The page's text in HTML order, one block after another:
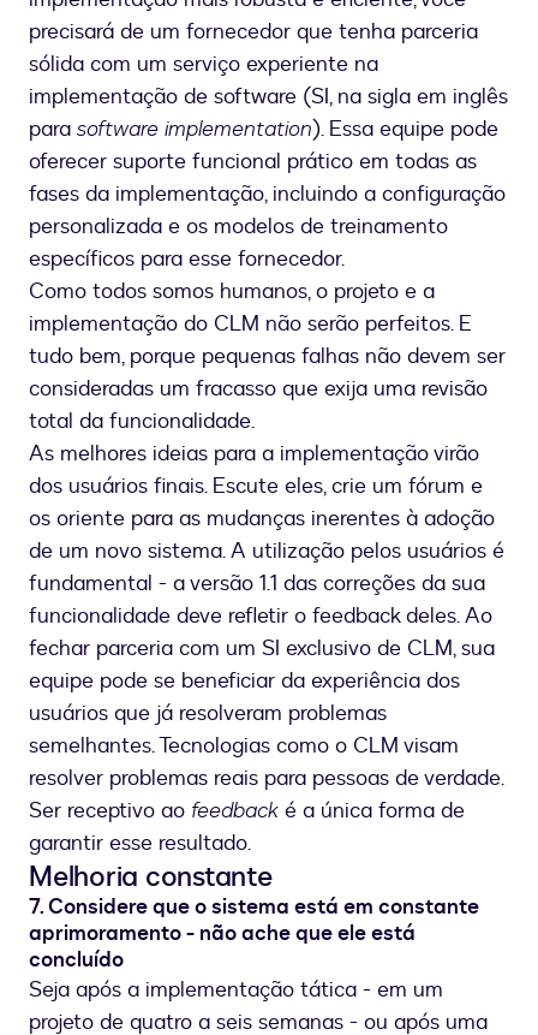
precisará de um fornecedor que tenha parceria
sólida com um serviço experiente na
implementação de software (SI, na sigla em inglês
para software implementation). Essa equipe pode
oferecer suporte funcional prático em todas as
fases da implementação, incluindo a configuração
personalizada e os modelos de treinamento
específicos para esse fornecedor.
Como todos somos humanos, o projeto e a
implementação do CLM não serão perfeitos. E
tudo bem, porque pequenas falhas não devem ser
consideradas um fracasso que exija uma revisão
total da funcionalidade.
As melhores ideias para a implementação virão
dos usuários finais. Escute eles, crie um fórum e
os oriente para as mudanças inerentes à adoção
de um novo sistema. A utilização pelos usuários é
fundamental - a versão 1.1 das correções da sua
funcionalidade deve refletir o feedback deles. Ao
fechar parceria com um SI exclusivo de CLM, sua
equipe pode se beneficiar da experiência dos
usuários que já resolveram problemas
semelhantes. Tecnologias como o CLM visam
resolver problemas reais para pessoas de verdade.
Ser receptivo ao feedback é a única forma de
garantir esse resultado.
Melhoria constante
7. Considere que o sistema está em constante
aprimoramento - não ache que ele está
concluído
Seja após a implementação tática - em um
projeto de quatro a seis semanas - ou após uma